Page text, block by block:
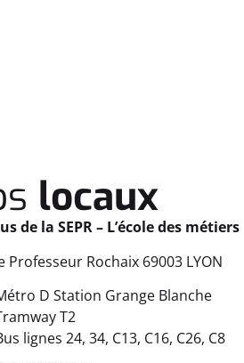
locaux
de la SEPR – L’école des métiers
Professeur Rochaix 69003 LYON
D Station Grange Blanche
T2
lignes 24, 34, C13, C16, C26, C8